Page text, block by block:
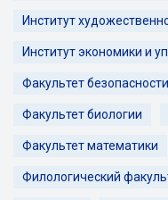
Институт
Институт экономики и
Факультет
Факультет биологии
Факультет математики
Филологический